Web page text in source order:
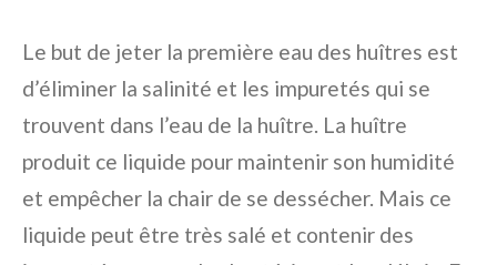
Le but de jeter la première eau des huîtres est
d’éliminer la salinité et les impuretés qui se
trouvent dans l’eau de la huître. La huître
produit ce liquide pour maintenir son humidité
et empêcher la chair de se dessécher. Mais ce
liquide peut être très salé et contenir des